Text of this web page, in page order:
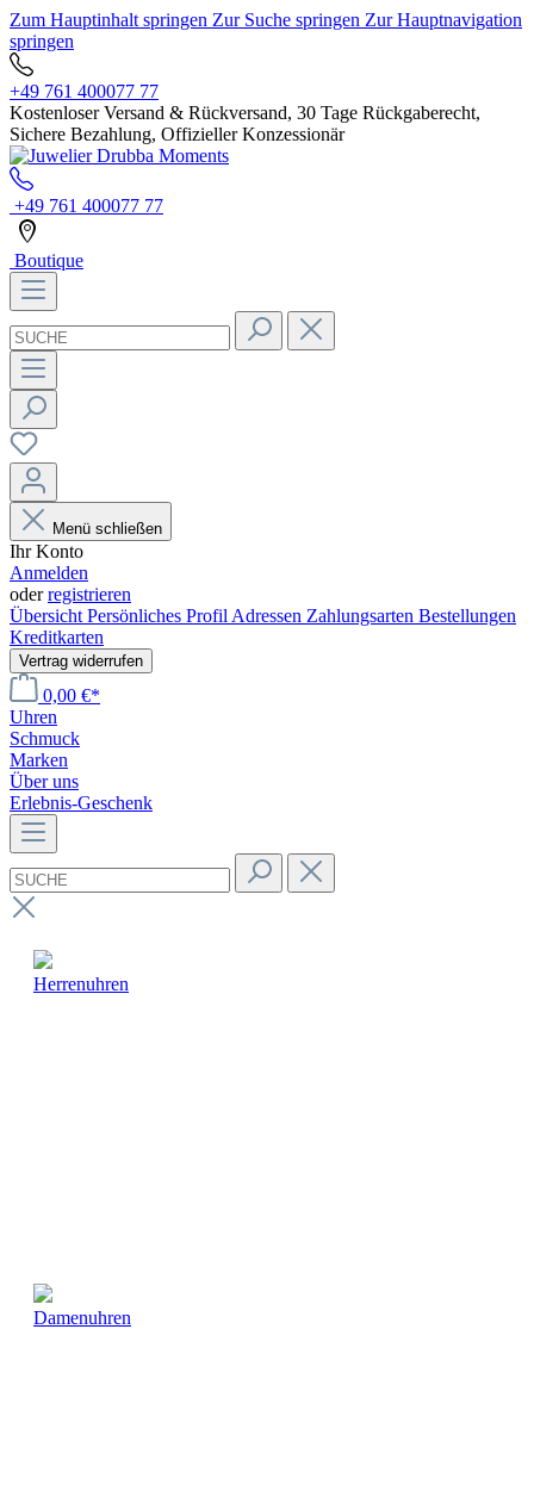
Zum Hauptinhalt springen Zur Suche springen Zur Hauptnavigation
springen
+49 761 400077 77
Kostenloser Versand & Rückversand, 30 Tage Rückgaberecht,
Sichere Bezahlung, Offizieller Konzessionär
+49 761 400077 77
Boutique
Menü schließen
Ihr Konto
Anmelden
oderregistrieren
Übersicht Persönliches Profil Adressen Zahlungsarten Bestellungen
Kreditkarten
Vertrag widerrufen
0,00 €*
Uhren
Schmuck
Marken
Über uns
Erlebnis-Geschenk
Herrenuhren
Damenuhren